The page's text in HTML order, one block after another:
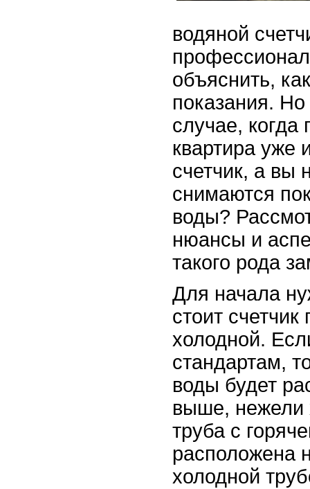
водяной
объяснить,
показания.
случае, когда
квартира уже
счетчик, а вы
снимаются
воды?
нюансы и
такого рода
Для начала
стоит
холодной.
стандартам,
воды будет
выше, нежели
труба с
расположена
холодной